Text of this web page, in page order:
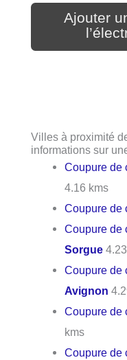
Ajouter
Villes à proximité
informations sur
Coupure de
4.16 kms
Coupure de
Coupure de
Sorgue
Coupure de
Avignon
Coupure de
kms
Coupure de